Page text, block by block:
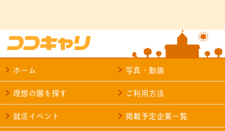
ホーム
理想の園を探す
就活イベント
写真・動画
ご利用方法
掲載予定企業一覧